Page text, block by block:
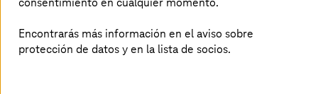
Lee los últimos blogs de expertos
Encontrarás más información en el aviso sobre
protección de datos y en la lista de socios.